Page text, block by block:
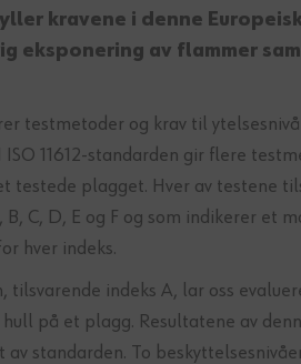
kravene i denne
eksponering av flammer
testmetoder og krav til
11612-standarden gir flere
testede plagget. Hver av testene
C, D, E og F og som indikerer et
hver indeks.
tilsvarende indeks A, lar oss
på et plagg. Resultatene av
standarden. To